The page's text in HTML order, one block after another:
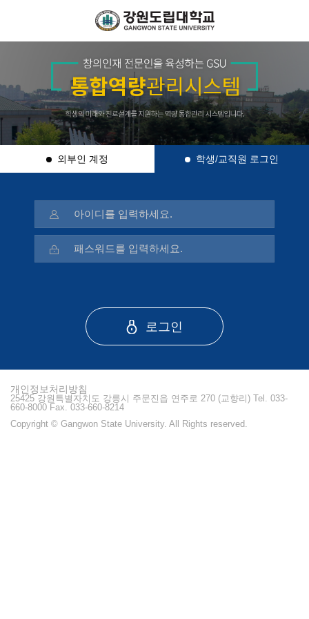
외부인 계정 학생/교직원 로그인
로그인
개인정보처리방침
25425 강원특별자치도 강릉시 주문진읍 연주로 270 (교향리) Tel. 033-
660-8000 Fax. 033-660-8214
Copyright © Gangwon State University. All Rights reserved.